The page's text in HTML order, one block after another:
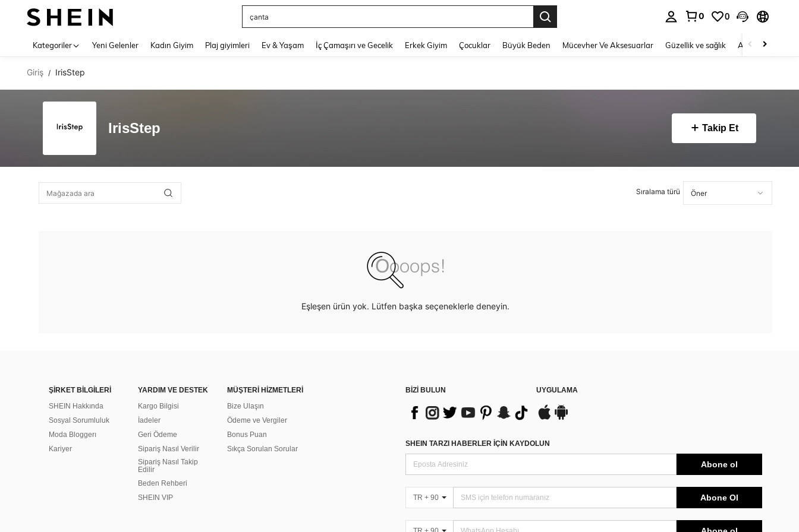
çanta
0 0
Kategoriler Yeni Gelenler Kadın Giyim Plaj giyimleri Ev & Yaşam İç Çamaşırı ve Gecelik Erkek Giyim Çocuklar Büyük Beden Mücevher Ve Aksesuarlar Güzellik ve sağlık Ayakkabı
Giriş / IrisStep
IrisStep Takip Et
Sıralama türü
Eşleşen ürün yok. Lütfen başka seçeneklerle deneyin.
ŞİRKET BİLGİLERİ
SHEIN Hakkında
Sosyal Sorumluluk
Moda Bloggerı
Kariyer
YARDIM VE DESTEK
Kargo Bilgisi
İadeler
Geri Ödeme
Sipariş Nasıl Verilir
Sipariş Nasıl Takip
Edilir
Beden Rehberi
SHEIN VIP
MÜŞTERİ HİZMETLERİ
Bize Ulaşın
Ödeme ve Vergiler
Bonus Puan
Sıkça Sorulan Sorular
BİZİ BULUN UYGULAMA
SHEIN TARZI HABERLER IÇIN KAYDOLUN
Abone ol
TR + 90 Abone Ol